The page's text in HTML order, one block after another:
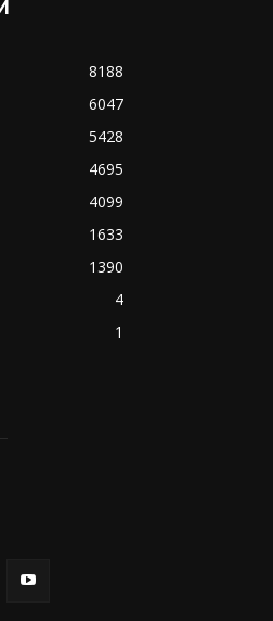
8188
6047
5428
4695
4099
1633